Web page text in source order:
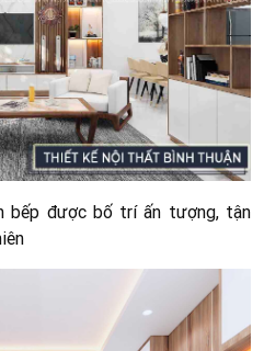
bếp được bố trí ấn tượng, tận